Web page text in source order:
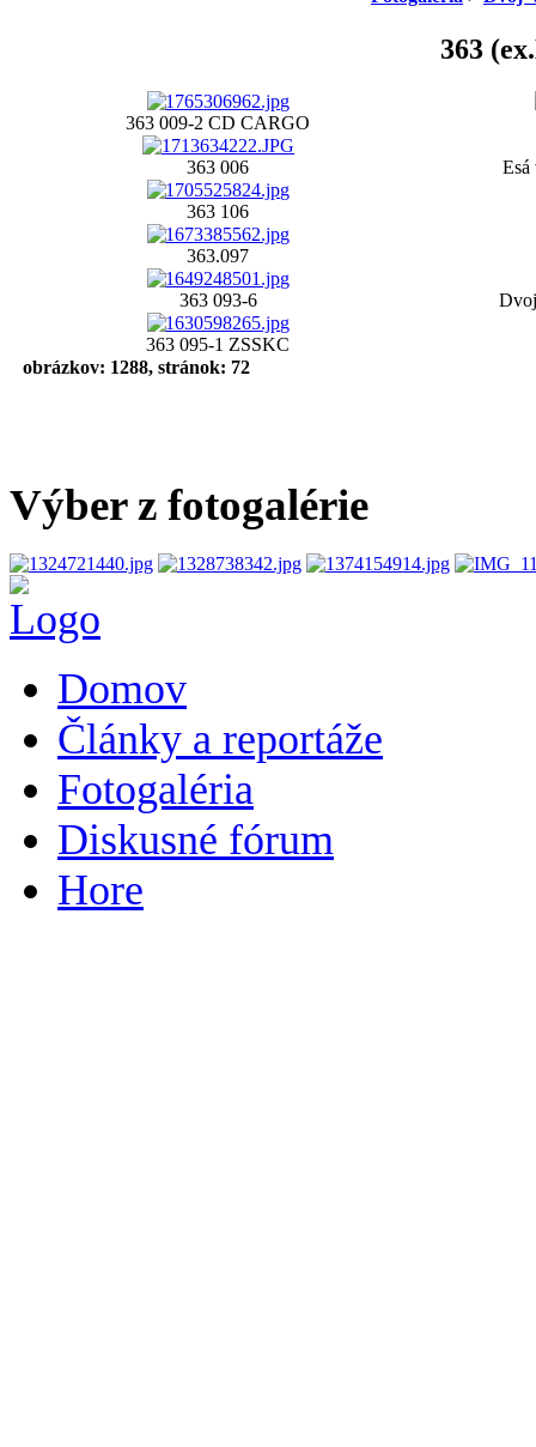
363
363 009-2 CD CARGO
363 006 Esá
363 106
363.097
363 093-6
363 095-1 ZSSKC
obrázkov: 1288, stránok: 72
Výber z fotogalérie
Domov
Články a reportáže
Fotogaléria
Diskusné fórum
Hore